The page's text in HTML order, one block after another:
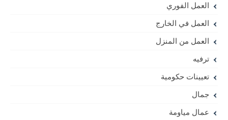
العمل الفوري
العمل في الخارج
العمل من المنزل
ترفيه
تعيينات حكومية
جمال
عمال مياومة